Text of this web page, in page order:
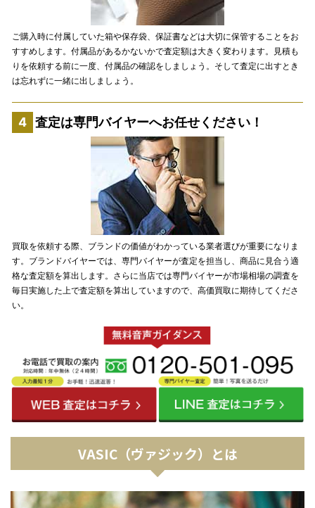
ご購入時に付属していた箱や保存袋、保証書などは大切に保管することをお
すすめします。付属品があるかないかで査定額は大きく変わります。見積も
りを依頼する前に一度、付属品の確認をしましょう。そして査定に出すとき
は忘れずに一緒に出しましょう。
査定は専門バイヤーへお任せください！
買取を依頼する際、ブランドの価値がわかっている業者選びが重要になりま
す。ブランドバイヤーでは、専門バイヤーが査定を担当し、商品に見合う適
格な査定額を算出します。さらに当店では専門バイヤーが市場相場の調査を
毎日実施した上で査定額を算出していますので、高価買取に期待してくださ
い。
VASIC（ヴァジック）とは